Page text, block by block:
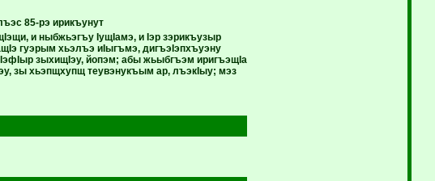
85-рэ ирикъунут
и ныбжьэгъу IущIамэ, и Iэр зэрикъузыр
гуэрым хьэлъэ иIыгъмэ, дигъэIэпхъуэну
зыхищIэу, йопэм; абы жьыбгъэм иригъэщIа
зы хьэпщхупщ теувэнукъым ар, лъэкIыу; мэз